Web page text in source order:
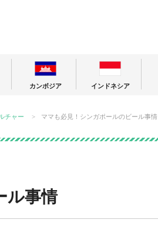
カンボジア インドネシア
チャー ママも必見！シンガポールのビール事情
ル事情